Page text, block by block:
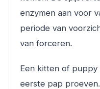
enzymen aan voor
periode van
van forceren.
Een kitten of puppy
eerste pap